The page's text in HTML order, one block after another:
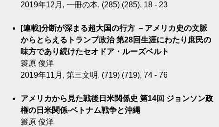
2019年12月, 一冊の本, (285) (285), 18 - 23
[連載]分断が深まる超大国の行方 －アメリカ史の文脈
からとらえるトランプ政治 第28回生涯にわたり庶民の
味方であり続けたセオドア・ルーズベルト
簑原 俊洋
2019年11月, 第三文明, (719) (719), 74 - 76
アメリカから見た戦後日米関係史 第14回 ジョンソン政
権の日米関係-ベトナム戦争と沖縄
簑原 俊洋